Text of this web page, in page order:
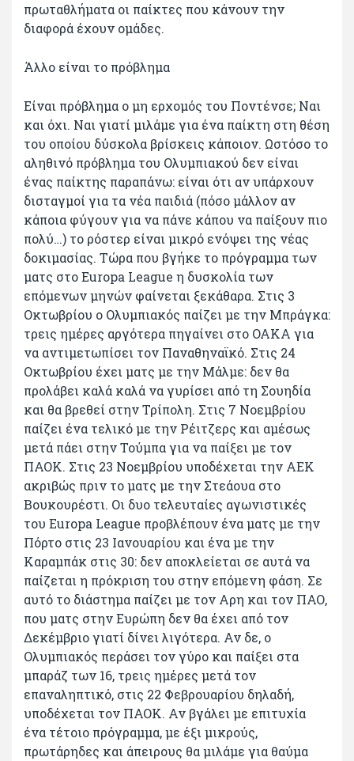
πρωταθλήματα οι παίκτες που κάνουν την
διαφορά έχουν ομάδες.
Άλλο είναι το πρόβλημα
Είναι πρόβλημα ο μη ερχομός του Ποντένσε; Ναι
και όχι. Ναι γιατί μιλάμε για ένα παίκτη στη θέση
του οποίου δύσκολα βρίσκεις κάποιον. Ωστόσο το
αληθινό πρόβλημα του Ολυμπιακού δεν είναι
ένας παίκτης παραπάνω: είναι ότι αν υπάρχουν
δισταγμοί για τα νέα παιδιά (πόσο μάλλον αν
κάποια φύγουν για να πάνε κάπου να παίξουν πιο
πολύ…) το ρόστερ είναι μικρό ενόψει της νέας
δοκιμασίας. Τώρα που βγήκε το πρόγραμμα των
ματς στο Εuropa League η δυσκολία των
επόμενων μηνών φαίνεται ξεκάθαρα. Στις 3
Οκτωβρίου ο Ολυμπιακός παίζει με την Μπράγκα:
τρεις ημέρες αργότερα πηγαίνει στο ΟΑΚΑ για
να αντιμετωπίσει τον Παναθηναϊκό. Στις 24
Οκτωβρίου έχει ματς με την Μάλμε: δεν θα
προλάβει καλά καλά να γυρίσει από τη Σουηδία
και θα βρεθεί στην Τρίπολη. Στις 7 Νοεμβρίου
παίζει ένα τελικό με την Ρέιτζερς και αμέσως
μετά πάει στην Τούμπα για να παίξει με τον
ΠΑΟΚ. Στις 23 Νοεμβρίου υποδέχεται την ΑΕΚ
ακριβώς πριν το ματς με την Στεάουα στο
Βουκουρέστι. Οι δυο τελευταίες αγωνιστικές
του Εuropa League προβλέπουν ένα ματς με την
Πόρτο στις 23 Ιανουαρίου και ένα με την
Καραμπάκ στις 30: δεν αποκλείεται σε αυτά να
παίζεται η πρόκριση του στην επόμενη φάση. Σε
αυτό το διάστημα παίζει με τον Αρη και τον ΠΑΟ,
που ματς στην Ευρώπη δεν θα έχει από τον
Δεκέμβριο γιατί δίνει λιγότερα. Αν δε, ο
Ολυμπιακός περάσει τον γύρο και παίξει στα
μπαράζ των 16, τρεις ημέρες μετά τον
επαναληπτικό, στις 22 Φεβρουαρίου δηλαδή,
υποδέχεται τον ΠΑΟΚ. Αν βγάλει με επιτυχία
ένα τέτοιο πρόγραμμα, με έξι μικρούς,
πρωτάρηδες και άπειρους θα μιλάμε για θαύμα